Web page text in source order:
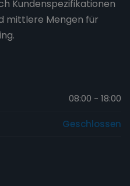
Kundenspezifikationen
mittlere Mengen für
08:00 - 18:00
Geschlossen